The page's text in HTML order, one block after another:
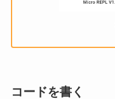
コードを書く